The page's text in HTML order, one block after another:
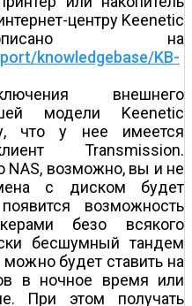
центру Keenetic
на
knowledgebase/KB-
внешнего
модели Keenetic
что у нее имеется
Transmission.
NAS, возможно, вы и не
с диском будет
возможность
безо всякого
бесшумный тандем
будет ставить на
в ночное время или
При этом получать